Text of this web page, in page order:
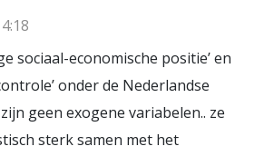
sociaal-economische positie’ en
onder de Nederlandse
geen exogene variabelen.. ze
sterk samen met het